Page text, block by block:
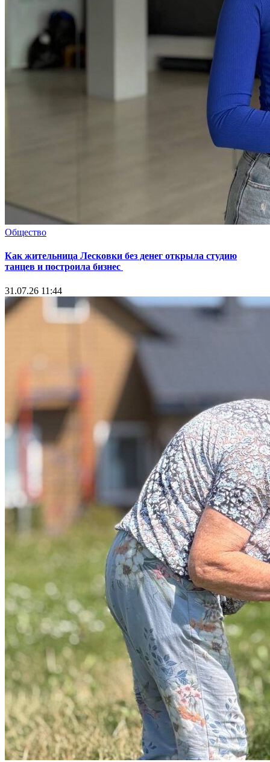
Общество
Как жительница Лесковки без денег открыла студию
танцев и построила бизнес
31.07.26 11:44